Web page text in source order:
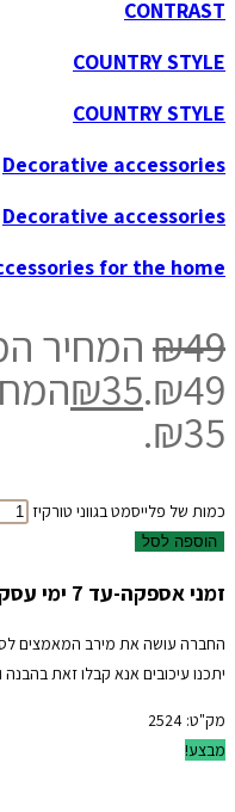
CONTRAST
COUNTRY STYLE
COUNTRY STYLE
Decorative accessories
Decorative accessories
for the home
₪49 המחיר
₪49.
₪35
₪35.
כמות של פלייסמט בגווני טורקיז
הוספה לסל
זמני אספקה-עד 7 ימי עסקים
יתכנו עיכובים אנא קבלו זאת בהבנה
מק"ט: 2524
מבצע!